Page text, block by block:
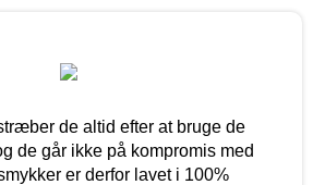
de altid efter at bruge de
de går ikke på kompromis med
er derfor lavet i 100%